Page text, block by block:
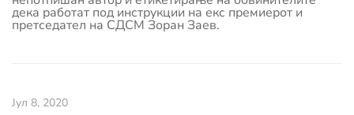
дека работат под инструкции на екс премиерот и
претседател на СДСМ Зоран Заев.
Јул 8, 2020